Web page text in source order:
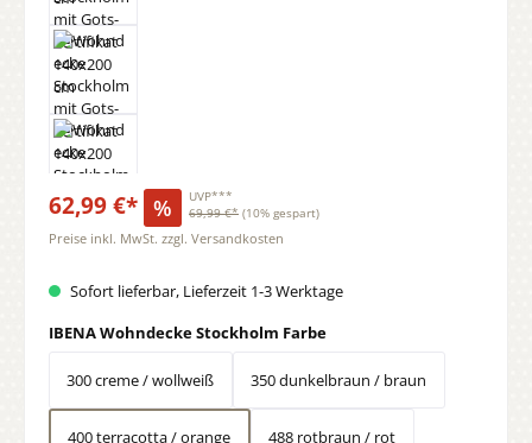
62,99 €* %
UVP***
69,99 €* (10% gespart)
Preise inkl. MwSt. zzgl. Versandkosten
Sofort lieferbar, Lieferzeit 1-3 Werktage
IBENA Wohndecke Stockholm Farbeauswählen
300 creme / wollweiß 350 dunkelbraun / braun
400 terracotta / orange 488 rotbraun / rot